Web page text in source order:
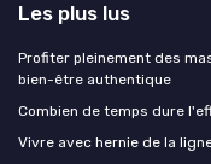
Les plus lus
Profiter pleinement des
bien-être authentique
Combien de temps dure
Vivre avec hernie de la